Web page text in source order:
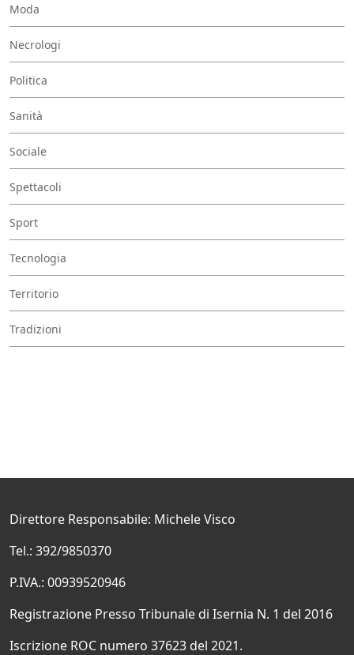
Moda
Necrologi
Politica
Sanità
Sociale
Spettacoli
Sport
Tecnologia
Territorio
Tradizioni
Direttore Responsabile: Michele Visco
Tel.: 392/9850370
P.IVA.: 00939520946
Registrazione Presso Tribunale di Isernia N. 1 del 2016
Iscrizione ROC numero 37623 del 2021.